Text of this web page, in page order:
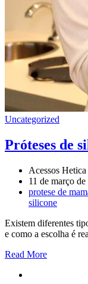
Uncategorized
Próteses de
Acessos Hetica
11 de março de
protese de
silicone
Existem diferentes
e como a escolha é
Read More